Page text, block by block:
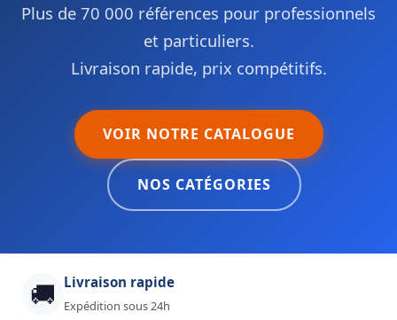
Plus de 70 000 références pour professionnels
et particuliers.
Livraison rapide, prix compétitifs.
VOIR NOTRE CATALOGUE
NOS CATÉGORIES
🚚 Livraison rapide
Expédition sous 24h